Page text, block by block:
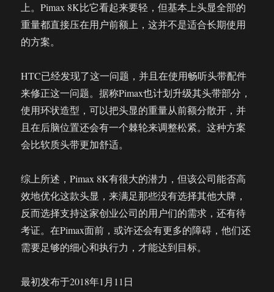
上。Pimax 8K比它看起来要轻，但基本上头显全部的
重量都直接压在用户前额上，这并不是适合长期使用
的方案。
HTC已经发现了这一问题，并且在使用畅听头带配件
来修正这一问题。据称Pimax也计划升级其头带部分，
使用环状造型，可以把头显的重量从前额分散开，并
且在后脑位置还会有一个棘轮来调整松紧。这种方案
会比软质头带更加舒适。
综上所述，Pimax 8K有很大的潜力，但该公司能否高
效地优化这款头显，来满足那些没有选择其他大牌，
反而选择支持这家创业公司的用户们的需求，还有待
考证。在Pimax面前，或许还会有更多的障碍，他们还
需要足够的细心和执行力，才能达到目标。
最初发布于2018年1月11日